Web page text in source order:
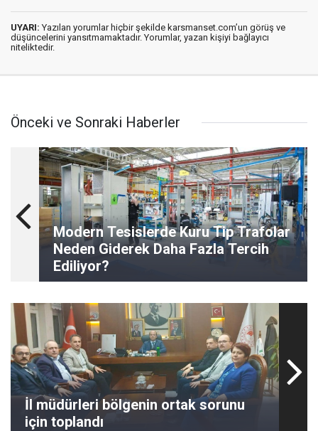
UYARI: Yazılan yorumlar hiçbir şekilde karsmanset.com’un görüş ve
düşüncelerini yansıtmamaktadır. Yorumlar, yazan kişiyi bağlayıcı
niteliktedir.
Önceki ve Sonraki Haberler
Modern Tesislerde Kuru Tip Trafolar
Neden Giderek Daha Fazla Tercih
Ediliyor?
İl müdürleri bölgenin ortak sorunu
için toplandı